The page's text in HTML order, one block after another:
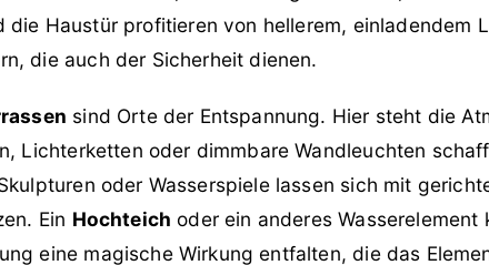
die Haustür profitieren von hellerem, einladendem
die auch der Sicherheit dienen.
sind Orte der Entspannung. Hier steht die
Lichterketten oder dimmbare Wandleuchten
oder Wasserspiele lassen sich mit
Ein Hochteich oder ein anderes Wasserelement
eine magische Wirkung entfalten, die das